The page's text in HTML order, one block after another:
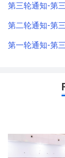
第三轮通知-第
第二轮通知-第
第一轮通知-第